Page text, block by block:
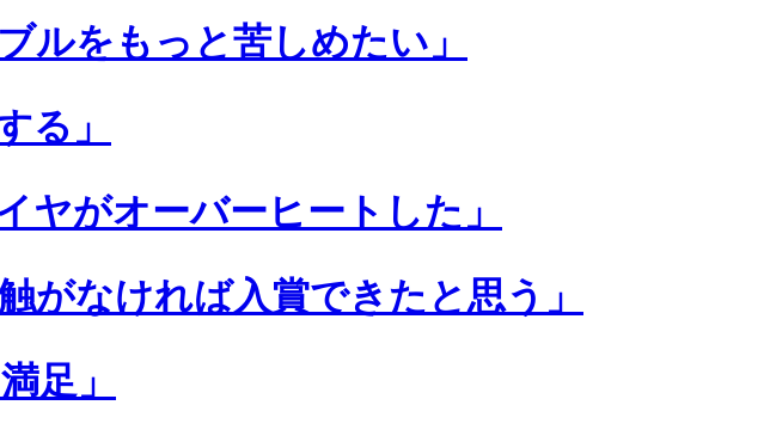
ルをもっと苦しめたい」
る」
ヤがオーバーヒートした」
がなければ入賞できたと思う」
足」